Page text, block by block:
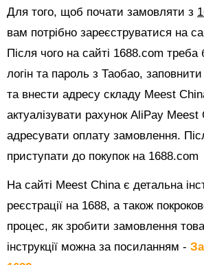
Для того, щоб почати замовляти з
вам потрібно зареєструватися на
Після чого на сайті 1688.com треба
логін та пароль з Таобао, заповнити
та внести адресу складу Meest
актуалізувати рахунок AliPay
адресувати оплату замовлення.
приступати до покупок на 1688.com
На сайті Meest China є детальна
реєстрації на 1688, а також
процес, як зробити замовлення
інструкції можна за посиланням -